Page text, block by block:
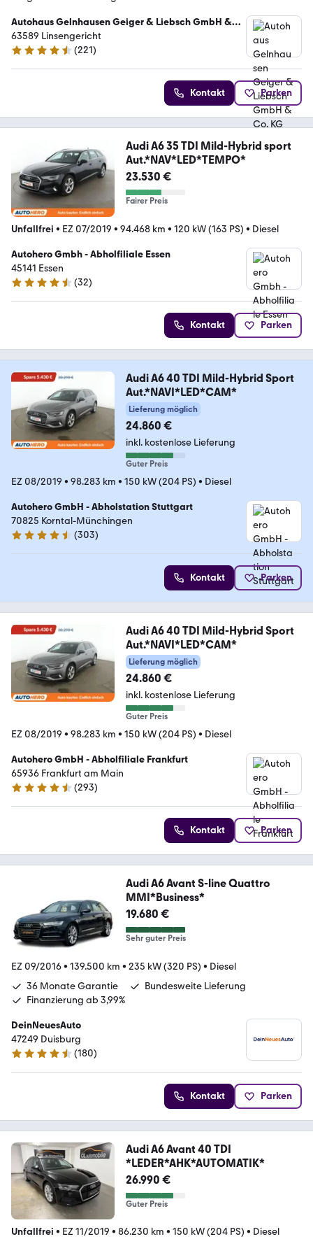
Autohaus Gelnhausen Geiger & Liebsch GmbH &
Co. KG
63589 Linsengericht
4.5 Sterne
(221)
Kontakt Parken
Audi A6 35 TDI Mild-Hybrid sport
Aut.*NAV*LED*TEMPO*
23.530 €
Fairer Preis
Unfallfrei • EZ 07/2019 • 94.468 km • 120 kW (163 PS) • Diesel
Autohero Gmbh - Abholfiliale Essen
45141 Essen
4.7 Sterne
(32)
Kontakt Parken
Audi A6 40 TDI Mild-Hybrid Sport
Aut.*NAVI*LED*CAM*
Lieferung möglich
24.860 €
inkl. kostenlose Lieferung
Guter Preis
EZ 08/2019 • 98.283 km • 150 kW (204 PS) • Diesel
Autohero GmbH - Abholstation Stuttgart
70825 Korntal-Münchingen
4.4 Sterne
(303)
Kontakt Parken
Audi A6 40 TDI Mild-Hybrid Sport
Aut.*NAVI*LED*CAM*
Lieferung möglich
24.860 €
inkl. kostenlose Lieferung
Guter Preis
EZ 08/2019 • 98.283 km • 150 kW (204 PS) • Diesel
Autohero GmbH - Abholfiliale Frankfurt
65936 Frankfurt am Main
4.6 Sterne
(293)
Kontakt Parken
Audi A6 Avant S-line Quattro
MMI*Business*
19.680 €
Sehr guter Preis
EZ 09/2016• 139.500 km • 235 kW (320 PS) • Diesel
36 Monate Garantie
Bundesweite Lieferung
Finanzierung ab 3,99%
DeinNeuesAuto
47249 Duisburg
4.7 Sterne
(180)
Kontakt Parken
Audi A6 Avant 40 TDI
*LEDER*AHK*AUTOMATIK*
26.990 €
Guter Preis
Unfallfrei • EZ 11/2019 • 86.230 km • 150 kW (204 PS) • Diesel